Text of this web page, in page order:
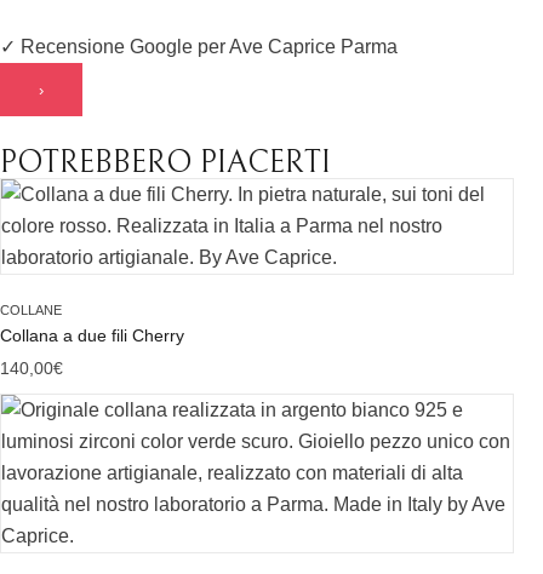
✓ Recensione Google per Ave Caprice Parma
›
POTREBBERO PIACERTI
COLLANE
Collana a due fili Cherry
140,00€